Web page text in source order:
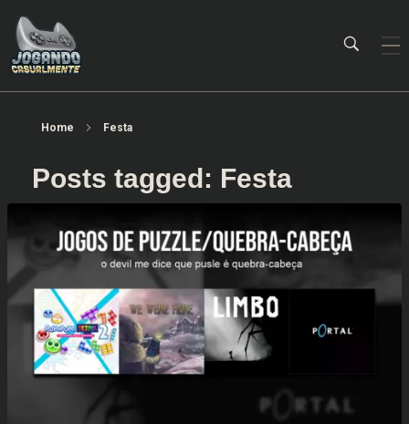
Home Festa
Posts tagged: Festa